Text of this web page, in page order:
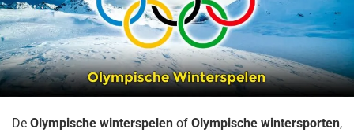
De Olympische winterspelen of Olympische wintersporten,